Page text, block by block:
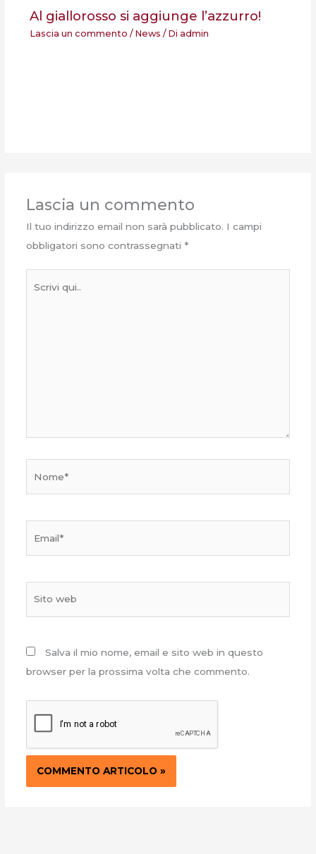
Al giallorosso si aggiunge l’azzurro!
Lascia un commento / News / Di admin
Lascia un commento
Il tuo indirizzo email non sarà pubblicato. I campi
obbligatori sono contrassegnati *
Salva il mio nome, email e sito web in questo
browser per la prossima volta che commento.